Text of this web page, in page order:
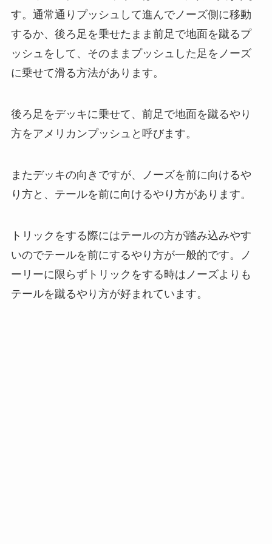
す。通常通りプッシュして進んでノーズ側に移動
するか、後ろ足を乗せたまま前足で地面を蹴るプ
ッシュをして、そのままプッシュした足をノーズ
に乗せて滑る方法があります。
後ろ足をデッキに乗せて、前足で地面を蹴るやり
方をアメリカンプッシュと呼びます。
またデッキの向きですが、ノーズを前に向けるや
り方と、テールを前に向けるやり方があります。
トリックをする際にはテールの方が踏み込みやす
いのでテールを前にするやり方が一般的です。ノ
ーリーに限らずトリックをする時はノーズよりも
テールを蹴るやり方が好まれています。